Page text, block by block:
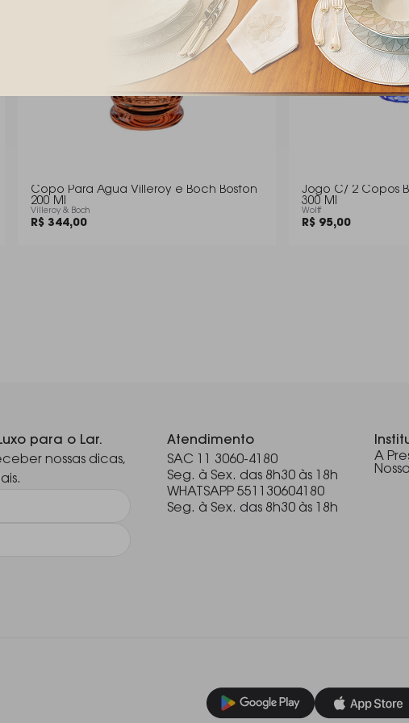
Copo Para Agua Villeroy e Boch Boston
200 Ml
Villeroy & Boch
R$ 344,00
Jogo C/ 2 Copos
300 Ml
Wolff
R$ 95,00
para o Lar.
nossas dicas,
Atendimento
SAC 11 3060-4180
Seg. à Sex. das 8h30 às 18h
WHATSAPP 551130604180
Seg. à Sex. das 8h30 às 18h
A